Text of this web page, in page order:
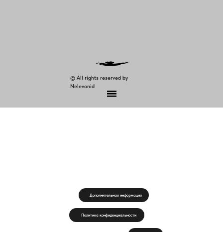
© All rights reserved by
Nelevonid
Дополнительная информация
Политика конфиденциальности